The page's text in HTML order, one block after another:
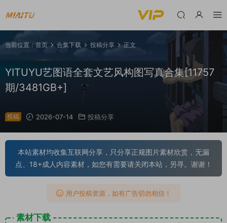
当前位置： 首页 合集下载 投稿分享 正文
YITUYU艺图语全套文艺风构图写真合集[11757
期/3481GB+]
投稿 2026-07-14 投稿分享
本站素材均收集互联网分享，只分享正规图片素材欣赏，无漏
点、18+成人内容素材，如您有需要请关闭本站，另寻。谢谢！
用户投稿资源，如有广告切勿相信！
素材下载